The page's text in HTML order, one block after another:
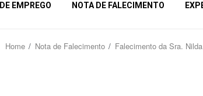
EMPREGO NOTA DE FALECIMENTO
Home Nota de Falecimento Falecimento da Sra.